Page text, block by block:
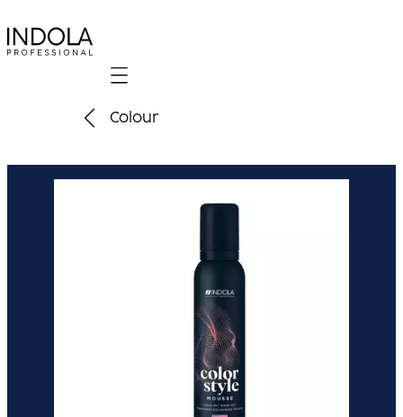
Mobile navigation
Colour